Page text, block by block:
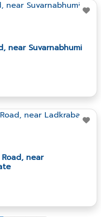
near Suvarnabhumi
near